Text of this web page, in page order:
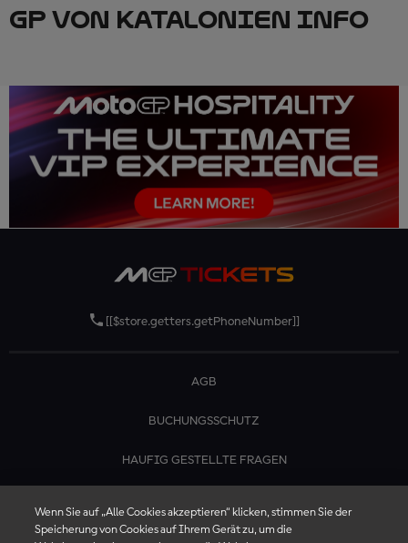
GP VON KATALONIEN INFO
[[$store.getters.getPhoneNumber]]
AGB
BUCHUNGSSCHUTZ
HAUFIG GESTELLTE FRAGEN
Wenn Sie auf „Alle Cookies akzeptieren“ klicken, stimmen Sie der
Speicherung von Cookies auf Ihrem Gerät zu, um die